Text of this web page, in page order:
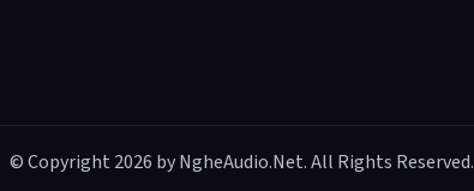
© Copyright 2026 by NgheAudio.Net. All Rights Reserved.